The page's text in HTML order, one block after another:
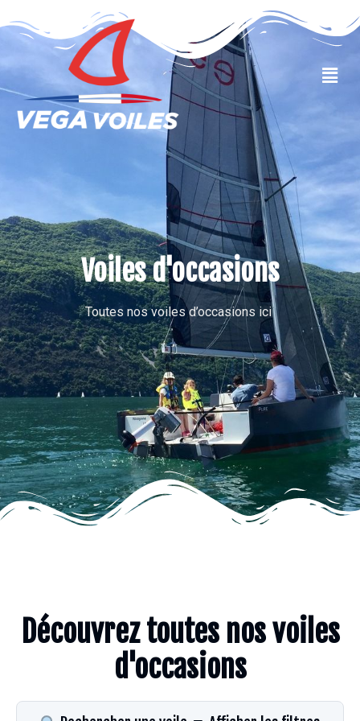
VOILES OCCASIONS
Voiles d'occasions
Toutes nos voiles d’occasions ici
Découvrez toutes nos voiles
d'occasions